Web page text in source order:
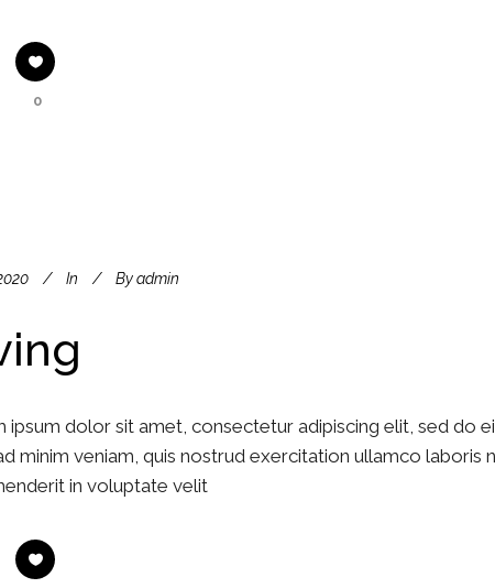
0
In Byadmin
ipsum dolor sit amet, consectetur adipiscing elit, sed do
minim veniam, quis nostrud exercitation ullamco
in voluptate velit